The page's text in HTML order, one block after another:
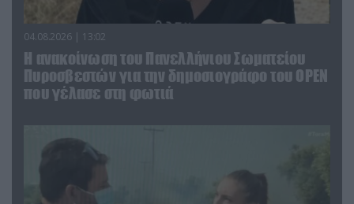
04.08.2026 | 13:02
Η ανακοίνωση του Πανελλήνιου Σωματείου
Πυροσβεστών για την δημοσιογράφο του OPEN
που γέλασε στη φωτιά